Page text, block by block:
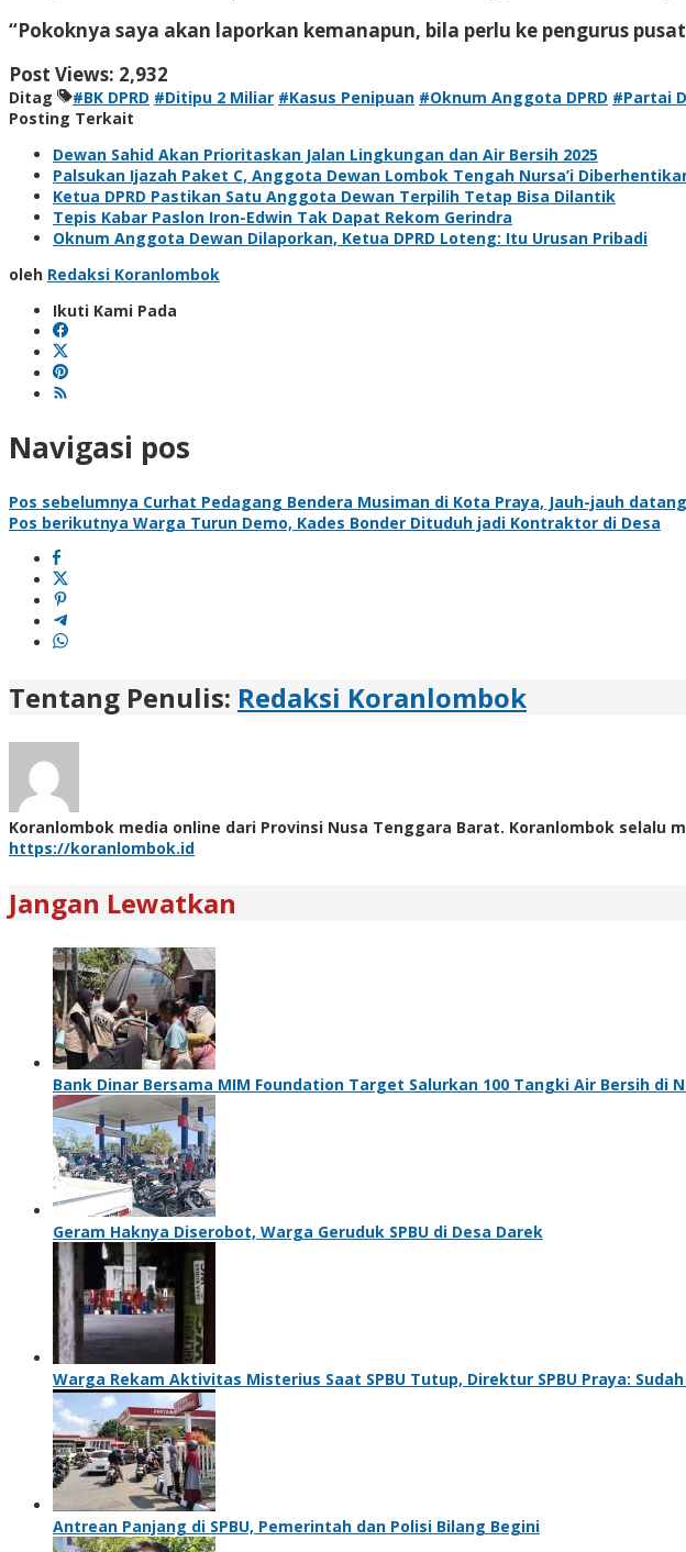
“Pokoknya saya akan laporkan kemanapun, bila perlu ke pengurus
Post Views: 2,932
Ditag #BK DPRD #Ditipu 2 Miliar #Kasus Penipuan #Oknum Anggota DPRD #Partai
Posting Terkait
Dewan Sahid Akan Prioritaskan Jalan Lingkungan dan Air Bersih 2025
Palsukan Ijazah Paket C, Anggota Dewan Lombok Tengah Nursa’i
Ketua DPRD Pastikan Satu Anggota Dewan Terpilih Tetap Bisa Dilantik
Tepis Kabar Paslon Iron-Edwin Tak Dapat Rekom Gerindra
Oknum Anggota Dewan Dilaporkan, Ketua DPRD Loteng: Itu Urusan Pribadi
oleh Redaksi Koranlombok
Ikuti Kami Pada
Navigasi pos
Pos sebelumnya Curhat Pedagang Bendera Musiman di Kota Praya, Jauh-jauh
Pos berikutnya Warga Turun Demo, Kades Bonder Dituduh jadi Kontraktor di Desa
Tentang Penulis: Redaksi Koranlombok
Koranlombok media online dari Provinsi Nusa Tenggara Barat. Koranlombok selalu
https://koranlombok.id
Jangan Lewatkan
Bank Dinar Bersama MIM Foundation Target Salurkan 100 Tangki Air Bersih di
Geram Haknya Diserobot, Warga Geruduk SPBU di Desa Darek
Warga Rekam Aktivitas Misterius Saat SPBU Tutup, Direktur SPBU Praya:
Antrean Panjang di SPBU, Pemerintah dan Polisi Bilang Begini